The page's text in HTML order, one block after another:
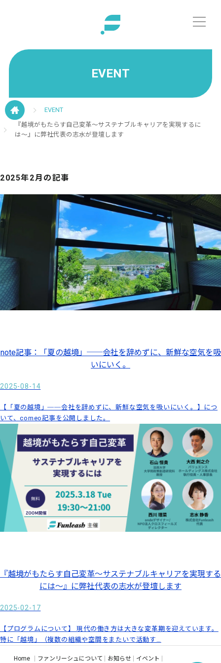
EVENT
EVENT
『越境がもたらす自己変革～サステナブルキャリアを実現するに
は～』に弊社代表の志水が登壇します
2025年2月の記事
note記事：「夏の越境」──会社を辞めずに、新鮮な空気を吸
いにいく。
2025-08-14
【「夏の越境」──会社を辞めずに、新鮮な空気を吸いにいく。】につ
いて、comeo記事を公開しました。
『越境がもたらす自己変革～サステナブルキャリアを実現する
には～』に弊社代表の志水が登壇します
2025-02-17
【プログラムについて】 現代の働き方は大きな変革期を迎えています。
特に「越境」（複数の組織や空間をまたいで活動す…
Home ファンリーシュについて お知らせ イベント